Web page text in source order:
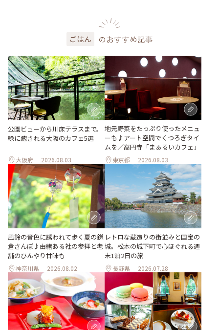
ごはん のおすすめ記事
公園ビューから川床テラスまで。
緑に癒される大阪のカフェ5選
大阪府 2026.08.03
地元野菜をたっぷり使ったメニュ
ーも♪アート空間でくつろぎタイ
ムを／高円寺「まぁるいカフェ」
東京都 2026.08.03
風鈴の音色に誘われて歩く夏の鎌
倉さんぽ♪由緒ある社の参拝と老
舗のひんやり甘味も
神奈川県 2026.08.02
レトロな蔵造りの街並みと国宝の
城。松本の城下町で心ほぐれる週
末1泊2日の旅
長野県 2026.07.28